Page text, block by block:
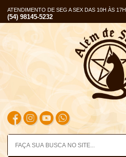
ATENDIMENTO DE SEG A SEX DAS 10H ÀS 17H
(54) 98145-5232